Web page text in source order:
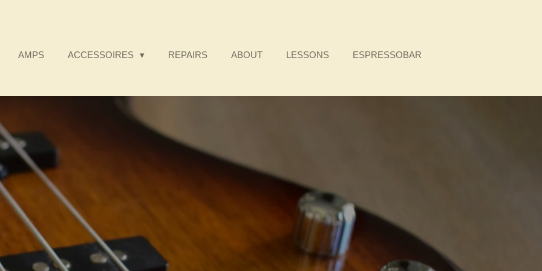
AMPS ACCESSOIRES REPAIRS ABOUT LESSONS
ESPRESSOBAR